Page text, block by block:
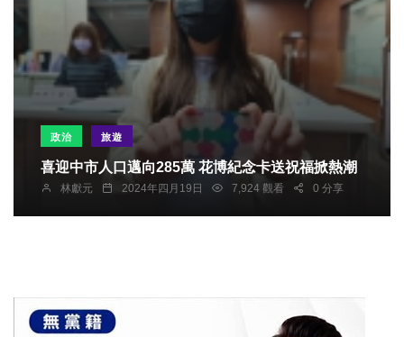
政治 旅遊
喜迎中市人口邁向285萬 花博紀念卡送祝福掀熱潮
林獻元 2024年四月19日 7,924 觀看 0 分享